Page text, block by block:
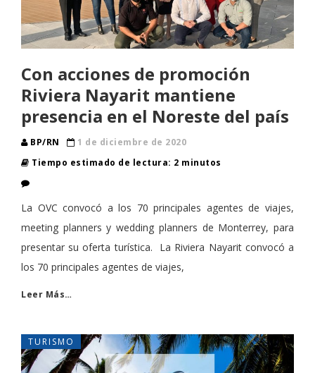
Con acciones de promoción
Riviera Nayarit mantiene
presencia en el Noreste del país
BP/RN
1 de diciembre de 2020
Tiempo estimado de lectura: 2 minutos
La OVC convocó a los 70 principales agentes de viajes,
meeting planners y wedding planners de Monterrey, para
presentar su oferta turística. La Riviera Nayarit convocó a
los 70 principales agentes de viajes,
Leer Más…
TURISMO